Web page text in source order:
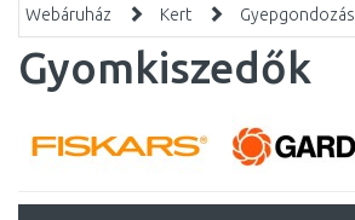
Webáruház Kert Gyepgondozás
Gyomkiszedők